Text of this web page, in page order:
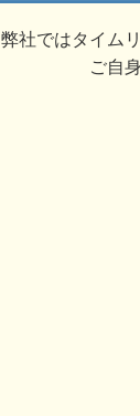
弊社ではタイム
ご自